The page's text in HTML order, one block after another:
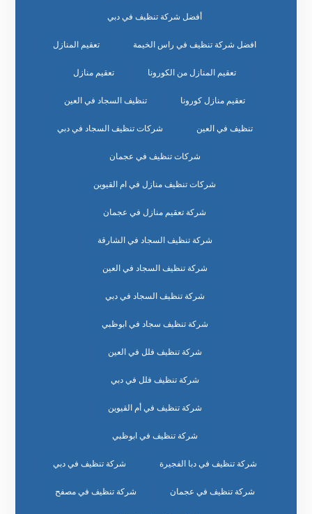
أفضل شركة تنظيف في دبي
افضل شركة تنظيف في راس الخيمة تعقيم المنازل
تعقيم المنازل من الكورونا تعقيم منازل
تعقيم منازل كورونا تنظيف السجاد في العين
تنظيف في العين شركات تنظيف السجاد في دبي
شركات تنظيف في عجمان
شركات تنظيف منازل في ام القيوين
شركة تعقيم منازل في عجمان
شركة تنظيف السجاد في الشارقة
شركة تنظيف السجاد في العين
شركة تنظيف السجاد في دبي
شركة تنظيف سجاد في ابوظبي
شركة تنظيف فلل في العين
شركة تنظيف فلل في دبي
شركة تنظيف في أم القيوين
شركة تنظيف في ابوظبي
شركة تنظيف في دبا الفجيرة شركة تنظيف في دبي
شركة تنظيف في عجمان شركة تنظيف في مصفح